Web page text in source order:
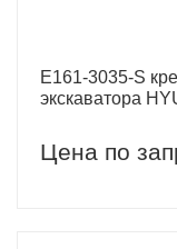
E161-3035-S
экскаватора
Цена по